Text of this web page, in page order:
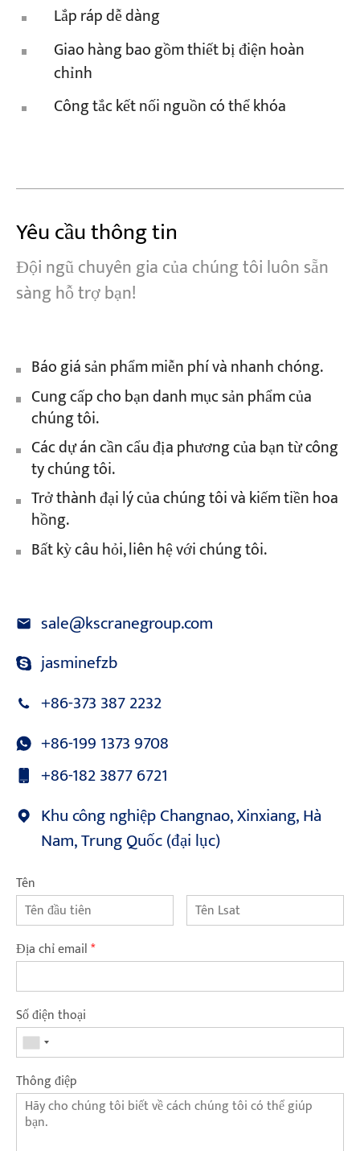
Lắp ráp dễ dàng
Giao hàng bao gồm thiết bị điện hoàn
chỉnh
Công tắc kết nối nguồn có thể khóa
Yêu cầu thông tin
Đội ngũ chuyên gia của chúng tôi luôn sẵn
sàng hỗ trợ bạn!
Báo giá sản phẩm miễn phí và nhanh chóng.
Cung cấp cho bạn danh mục sản phẩm của
chúng tôi.
Các dự án cần cẩu địa phương của bạn từ công
ty chúng tôi.
Trở thành đại lý của chúng tôi và kiếm tiền hoa
hồng.
Bất kỳ câu hỏi, liên hệ với chúng tôi.
sale@kscranegroup.com
jasminefzb
+86-373 387 2232
+86-199 1373 9708
+86-182 3877 6721
Khu công nghiệp Changnao, Xinxiang, Hà
Nam, Trung Quốc (đại lục)
Tên
Địa chỉ email*
Số điện thoại
Thông điệp